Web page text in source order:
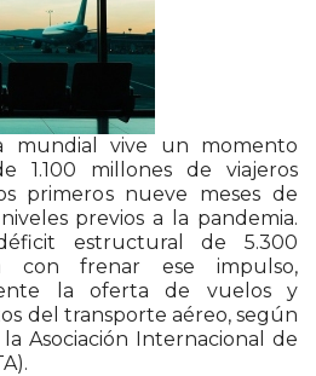
mundial vive un momento
1.100 millones de viajeros
primeros nueve meses de
previos a la pandemia.
estructural de 5.300
con frenar ese impulso,
la oferta de vuelos y
del transporte aéreo, según
Asociación Internacional de